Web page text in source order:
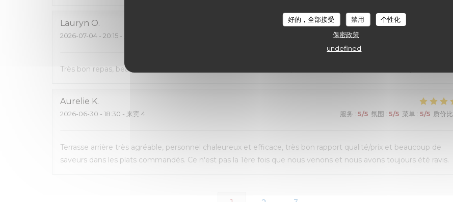
好的，全部接受 禁用
个性化
保密政策
undefined
Lauryn O
2026-07-04 - 20:15 - 来宾 2 服务:4
Très bon repas, beau cadre, carte avec pas mal de choix. Mais un peu d’attente pour le service des plats
Aurelie K
2026-06-30 - 18:30 - 来宾 4 服务 : 5/5 氛围 : 5/5 菜单 : 5/5 质价比
Terrasse arrière très agréable, personnel chaleureux et efficace, très bon rapport qualité/prix et beaucoup de
saveurs dans les plats commandés. Ce n'est pas la 1ère fois que nous venons et nous avons toujours été ravis.